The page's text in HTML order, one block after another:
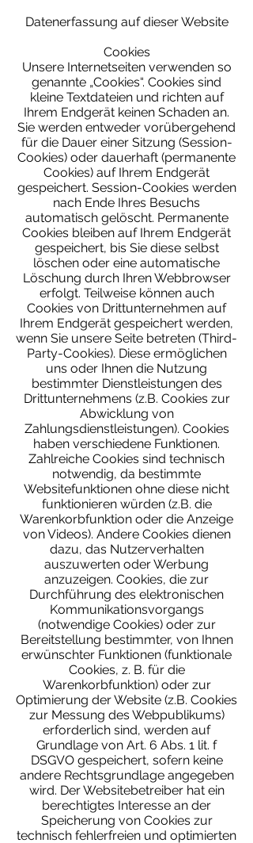
Datenerfassung auf dieser Website
Cookies
Unsere Internetseiten verwenden so
genannte „Cookies“. Cookies sind
kleine Textdateien und richten auf
Ihrem Endgerät keinen Schaden an.
Sie werden entweder vorübergehend
für die Dauer einer Sitzung (Session-
Cookies) oder dauerhaft (permanente
Cookies) auf Ihrem Endgerät
gespeichert. Session-Cookies werden
nach Ende Ihres Besuchs
automatisch gelöscht. Permanente
Cookies bleiben auf Ihrem Endgerät
gespeichert, bis Sie diese selbst
löschen oder eine automatische
Löschung durch Ihren Webbrowser
erfolgt. Teilweise können auch
Cookies von Drittunternehmen auf
Ihrem Endgerät gespeichert werden,
wenn Sie unsere Seite betreten (Third-
Party-Cookies). Diese ermöglichen
uns oder Ihnen die Nutzung
bestimmter Dienstleistungen des
Drittunternehmens (z.B. Cookies zur
Abwicklung von
Zahlungsdienstleistungen). Cookies
haben verschiedene Funktionen.
Zahlreiche Cookies sind technisch
notwendig, da bestimmte
Websitefunktionen ohne diese nicht
funktionieren würden (z.B. die
Warenkorbfunktion oder die Anzeige
von Videos). Andere Cookies dienen
dazu, das Nutzerverhalten
auszuwerten oder Werbung
anzuzeigen. Cookies, die zur
Durchführung des elektronischen
Kommunikationsvorgangs
(notwendige Cookies) oder zur
Bereitstellung bestimmter, von Ihnen
erwünschter Funktionen (funktionale
Cookies, z. B. für die
Warenkorbfunktion) oder zur
Optimierung der Website (z.B. Cookies
zur Messung des Webpublikums)
erforderlich sind, werden auf
Grundlage von Art. 6 Abs. 1 lit. f
DSGVO gespeichert, sofern keine
andere Rechtsgrundlage angegeben
wird. Der Websitebetreiber hat ein
berechtigtes Interesse an der
Speicherung von Cookies zur
technisch fehlerfreien und optimierten